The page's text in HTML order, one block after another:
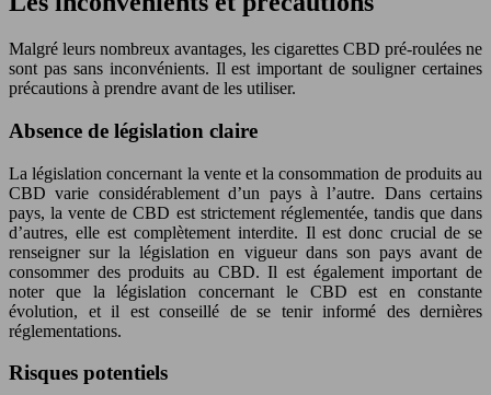
Malgré leurs nombreux avantages, les cigarettes CBD pré-roulées ne
sont pas sans inconvénients. Il est important de souligner certaines
précautions à prendre avant de les utiliser.
Absence de législation claire
La législation concernant la vente et la consommation de produits au
CBD varie considérablement d’un pays à l’autre. Dans certains
pays, la vente de CBD est strictement réglementée, tandis que dans
d’autres, elle est complètement interdite. Il est donc crucial de se
renseigner sur la législation en vigueur dans son pays avant de
consommer des produits au CBD. Il est également important de
noter que la législation concernant le CBD est en constante
évolution, et il est conseillé de se tenir informé des dernières
réglementations.
Risques potentiels